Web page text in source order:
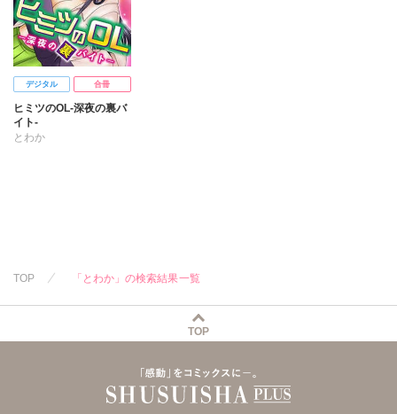
デジタル 合冊
ヒミツのOL-深夜の裏バ
イト-
とわか
TOP 「とわか」の検索結果一覧
TOP